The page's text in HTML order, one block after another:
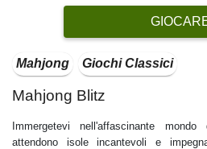
Mahjong Giochi Classici
Mahjong Blitz
Immergetevi nell'affascinante
attendono isole incantevoli e